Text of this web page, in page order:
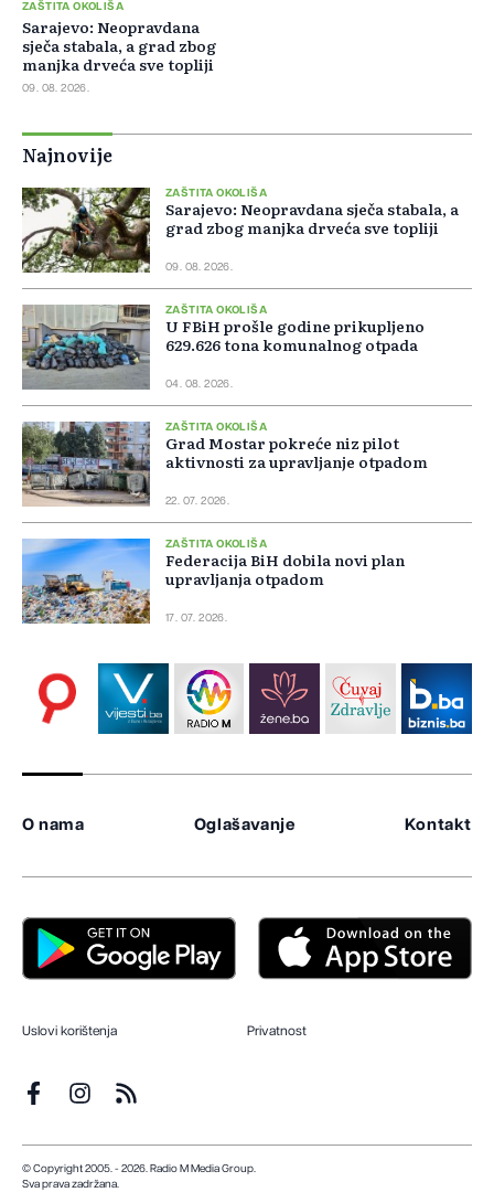
ZAŠTITA OKOLIŠA
Sarajevo: Neopravdana
sječa stabala, a grad zbog
manjka drveća sve topliji
09. 08. 2026.
Najnovije
ZAŠTITA OKOLIŠA
Sarajevo: Neopravdana sječa stabala, a
grad zbog manjka drveća sve topliji
09. 08. 2026.
ZAŠTITA OKOLIŠA
U FBiH prošle godine prikupljeno
629.626 tona komunalnog otpada
04. 08. 2026.
ZAŠTITA OKOLIŠA
Grad Mostar pokreće niz pilot
aktivnosti za upravljanje otpadom
22. 07. 2026.
ZAŠTITA OKOLIŠA
Federacija BiH dobila novi plan
upravljanja otpadom
17. 07. 2026.
O nama Oglašavanje Kontakt
Uslovi korištenja Privatnost
© Copyright 2005. - 2026. Radio M Media Group.
Sva prava zadržana.